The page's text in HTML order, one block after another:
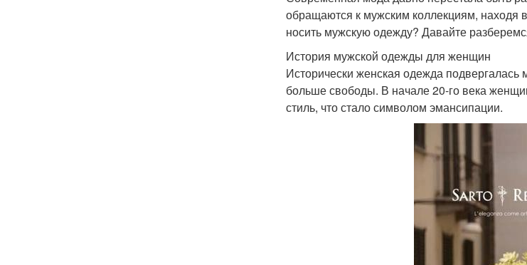
обращаются к мужским коллекциям, находя
носить мужскую одежду? Давайте
История мужской одежды для женщин
Исторически женская одежда подвергалась
больше свободы. В начале 20-го века
стиль, что стало символом эмансипации.